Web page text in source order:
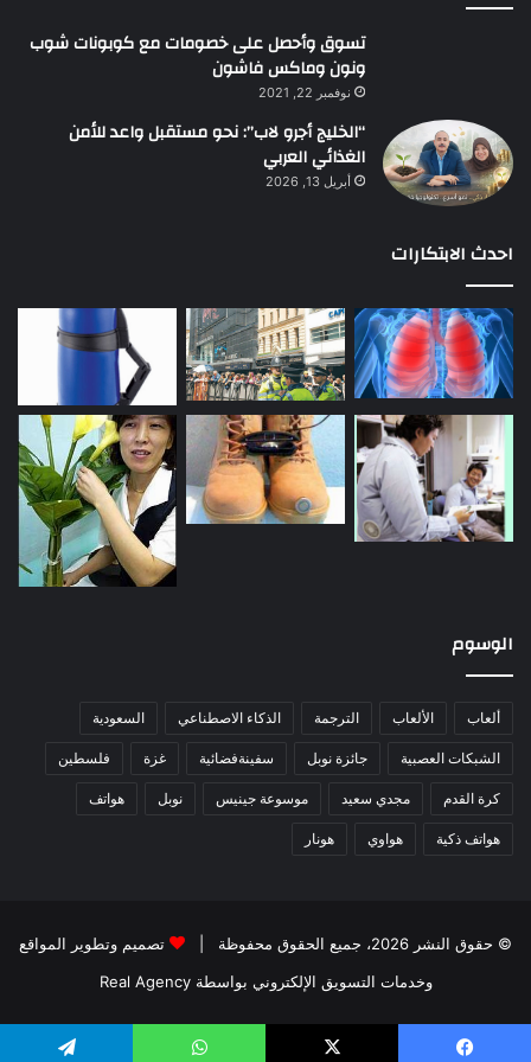
تسوق وأحصل على خصومات مع كوبونات شوب
ونون وماكس فاشون
نوفمبر 22, 2021
“الخليج أجرو لاب”: نحو مستقبل واعد للأمن
الغذائي العربي
أبريل 13, 2026
احدث الابتكارات
الوسوم
ألعاب الألعاب الترجمة الذكاء الاصطناعي السعودية
الشبكات العصبية جائزة نوبل سفينةفضائية غزة فلسطين
كرة القدم مجدي سعيد موسوعة جينيس نوبل هواتف
هواتف ذكية هواوي هونار
© حقوق النشر 2026، جميع الحقوق محفوظة |
تصميم وتطوير المواقع
وخدمات التسويق الإلكتروني بواسطة Real Agency